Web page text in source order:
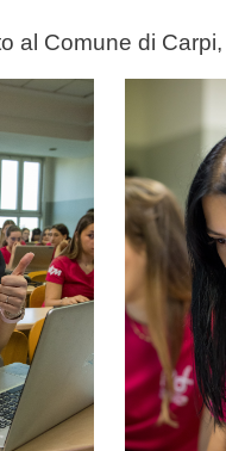
al Comune di